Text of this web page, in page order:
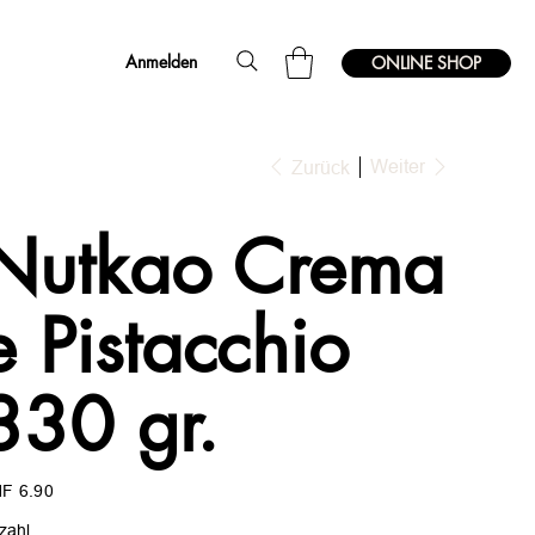
Anmelden ONLINE SHOP
Zurück Weiter
Crema
Pistacchio
gr.
6.90